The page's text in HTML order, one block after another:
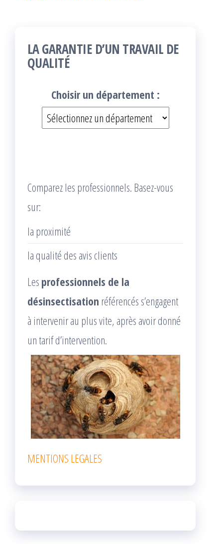
LA GARANTIE D’UN TRAVAIL DE
QUALITÉ
Choisir un département :
Comparez les professionnels. Basez-vous
sur:
la proximité
la qualité des avis clients
Les professionnels de la
désinsectisation référencés s’engagent
à intervenir au plus vite, après avoir donné
un tarif d’intervention.
MENTIONS LEGALES